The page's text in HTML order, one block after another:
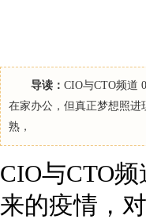
导读： CIO与CTO频道
在家办公，但真正梦想照
熟，
CIO与CTO
来的疫情，